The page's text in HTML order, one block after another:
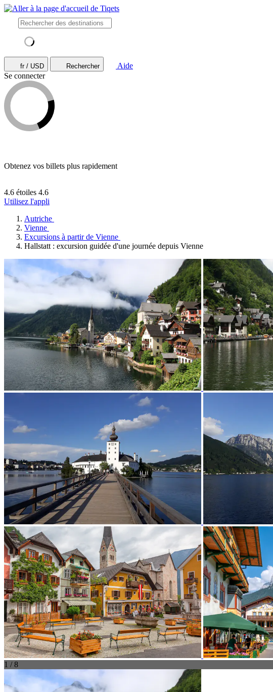
fr / USD Rechercher
Aide
Se connecter
Obtenez vos billets plus rapidement
4.6 étoiles 4.6
Utilisez l'appli
Autriche
Vienne
Excursions à partir de Vienne
Hallstatt : excursion guidée d'une journée depuis Vienne
1 / 8